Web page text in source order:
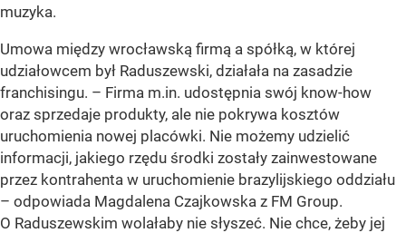
muzyka.
Umowa między wrocławską firmą a spółką, w której
udziałowcem był Raduszewski, działała na zasadzie
franchisingu. – Firma m.in. udostępnia swój know-how
oraz sprzedaje produkty, ale nie pokrywa kosztów
uruchomienia nowej placówki. Nie możemy udzielić
informacji, jakiego rzędu środki zostały zainwestowane
przez kontrahenta w uruchomienie brazylijskiego oddziału
– odpowiada Magdalena Czajkowska z FM Group.
O Raduszewskim wolałaby nie słyszeć. Nie chce, żeby jej